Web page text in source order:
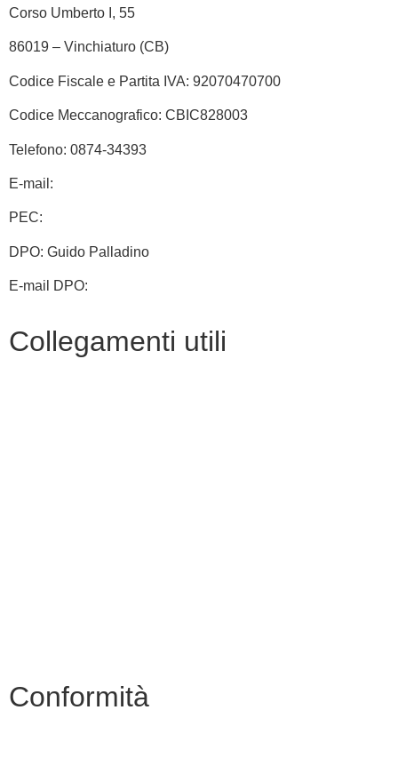
Corso Umberto I, 55
86019 – Vinchiaturo (CB)
Codice Fiscale e Partita IVA: 92070470700
Codice Meccanografico: CBIC828003
Telefono: 0874-34393
E-mail:
PEC:
DPO: Guido Palladino
E-mail DPO:
Collegamenti utili
Conformità